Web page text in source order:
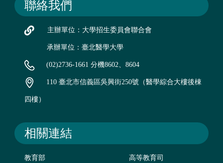
聯絡我們
主辦單位：大學招生委員會聯合會
承辦單位：臺北醫學大學
(02)2736-1661 分機8602、8604
110 臺北市信義區吳興街250號（醫學綜合大樓後棟
四樓）
相關連結
教育部 高等教育司